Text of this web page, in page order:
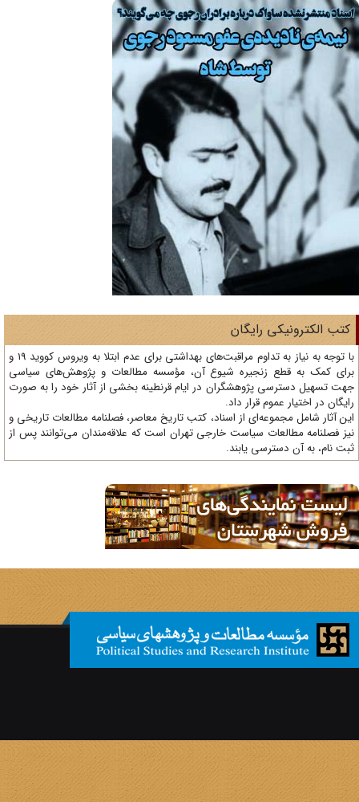
الکترونیکی رایگان
با توجه به نیاز به تداوم مراقبت‌های بهداشتی برای عدم ابتلا به ویروس کووید 19 و
کمک به قطع زنجیره شیوع آن، مؤسسه مطالعات و پژوهش‌های سیاسی
تسهیل دسترسی پژوهشگران در ایام قرنطینه بخشی از آثار خود را به صورت
در اختیار عموم قرار داد.
آثار شامل مجموعه‌ای از اسناد، کتب تاریخ معاصر، فصلنامه‌ مطالعات تاریخی و
فصلنامه مطالعات سیاست خارجی تهران است که علاقه‌مندان می‌توانند پس از
نام، به آن دسترسی یابند.